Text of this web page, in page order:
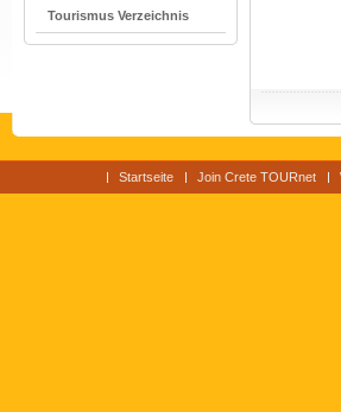
Tourismus Verzeichnis
Startseite Join Crete TOURnet